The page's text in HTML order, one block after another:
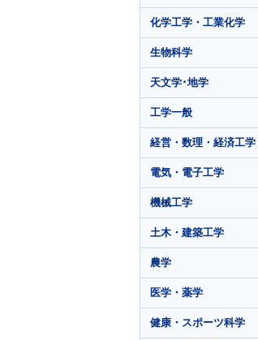
化学工学・工業化学
生物科学
天文学･地学
工学一般
経営・数理・経済工学
電気・電子工学
機械工学
土木・建築工学
農学
医学・薬学
健康・スポーツ科学